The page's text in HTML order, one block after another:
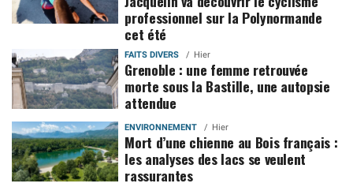
professionnel sur la Polynormande
cet été
FAITS DIVERS Hier
Grenoble : une femme retrouvée
morte sous la Bastille, une autopsie
attendue
ENVIRONNEMENT Hier
Mort d’une chienne au Bois français :
les analyses des lacs se veulent
rassurantes